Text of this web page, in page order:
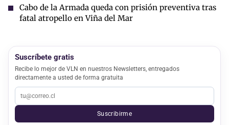
Cabo de la Armada queda con prisión preventiva tras
fatal atropello en Viña del Mar
Suscríbete gratis
Recibe lo mejor de VLN en nuestros Newsletters, entregados
directamente a usted de forma gratuita
Suscribirme